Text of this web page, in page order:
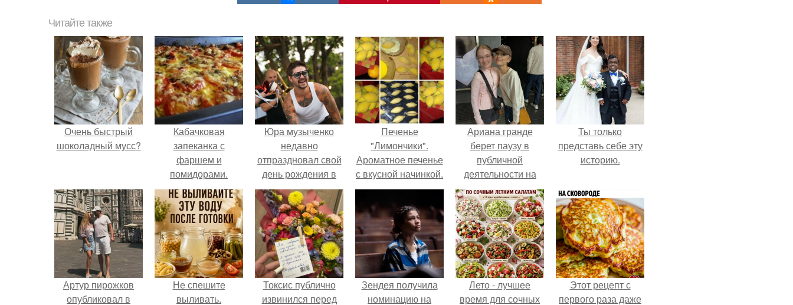
Читайте также
Очень быстрый
шоколадный мусс?
Кабачковая
запеканка с
фаршем и
помидорами.
Юра музыченко
недавно
отпраздновал свой
день рождения в
кругу самых
близких и родных
людей.
Печенье
"Лимончики".
Ароматное печенье
с вкусной начинкой.
Ариана гранде
берет паузу в
публичной
деятельности на
фоне слухов о
своем здоровье.
Ты только
представь себе эту
историю.
Артур пирожков
опубликовал в
Не спешите
выливать.
Токсис публично
извинился перед
Зендея получила
номинацию на
Лето - лучшее
время для сочных
Этот рецепт с
первого раза даже